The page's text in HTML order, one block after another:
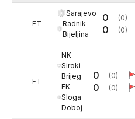
FT
Sarajevo
Radnik
Bijeljina
0
0
(0)
(0)
FT
NK
Siroki
Brijeg
FK
Sloga
Doboj
0
0
(0)
(0)